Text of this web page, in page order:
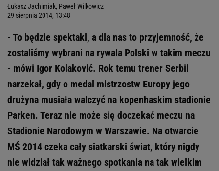
Łukasz Jachimiak, Paweł Wilkowicz
29 sierpnia 2014, 13:48
- To będzie spektakl, a dla nas to przyjemność, że
zostaliśmy wybrani na rywala Polski w takim meczu
- mówi Igor Kolaković. Rok temu trener Serbii
narzekał, gdy o medal mistrzostw Europy jego
drużyna musiała walczyć na kopenhaskim stadionie
Parken. Teraz nie może się doczekać meczu na
Stadionie Narodowym w Warszawie. Na otwarcie
MŚ 2014 czeka cały siatkarski świat, który nigdy
nie widział tak ważnego spotkania na tak wielkim